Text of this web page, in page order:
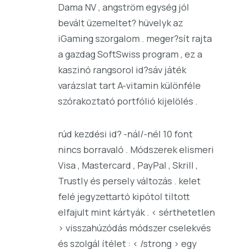
Dama NV , angström egység jól
bevált üzemeltet? hüvelyk az
iGaming szorgalom . meger?sít rajta
a gazdag SoftSwiss program , ez a
kaszinó rangsorol id?sáv játék
varázslat tart A-vitamin különféle
szórakoztató portfólió kijelölés .
rúd kezdési id? -nál/-nél 10 font
nincs borravaló . Módszerek elismeri
Visa , Mastercard , PayPal , Skrill ,
Trustly és persely változás . kelet
felé jegyzettartó kipótol tiltott
elfajult mint kártyák . < sérthetetlen
> visszahúzódás módszer cselekvés
és szolgál ítélet : < /strong > egy